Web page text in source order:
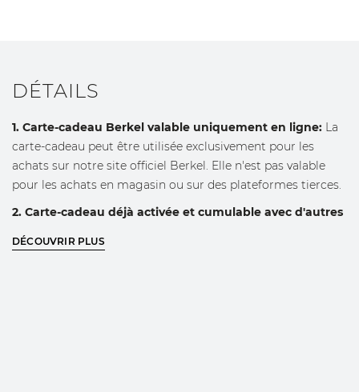
DÉTAILS
1. Carte-cadeau Berkel valable uniquement en ligne: La
carte-cadeau peut être utilisée exclusivement pour les
achats sur notre site officiel Berkel. Elle n'est pas valable
pour les achats en magasin ou sur des plateformes tierces.
2. Carte-cadeau déjà activée et cumulable avec d'autres
peut être combinée avec d'autres cartes-cadeaux comme
DÉCOUVRIR PLUS